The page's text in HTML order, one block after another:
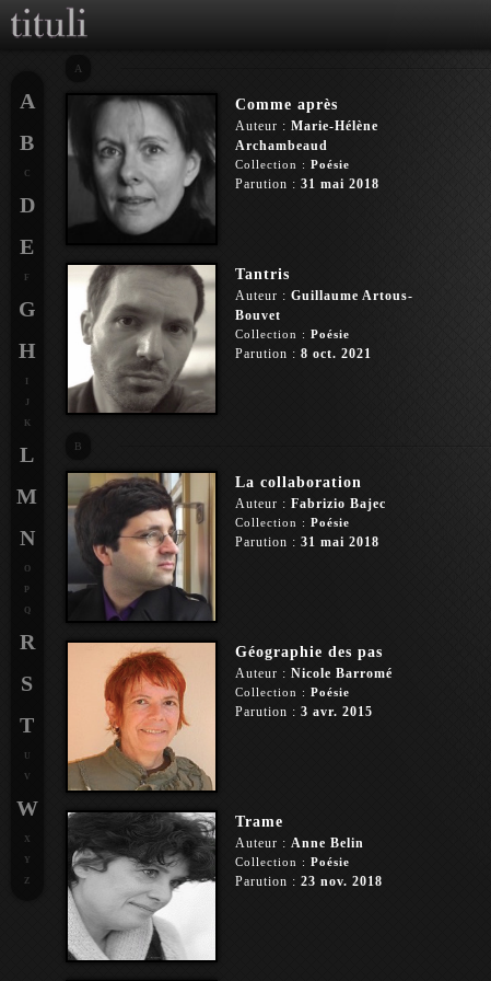
A
Comme après
Auteur : Marie-Hélène
Archambeaud
Collection : Poésie
Parution : 31 mai 2018
Tantris
Auteur : Guillaume Artous-
Bouvet
Collection : Poésie
Parution : 8 oct. 2021
B
La collaboration
Auteur : Fabrizio Bajec
Collection : Poésie
Parution : 31 mai 2018
Géographie des pas
Auteur : Nicole Barromé
Collection : Poésie
Parution : 3 avr. 2015
Trame
Auteur : Anne Belin
Collection : Poésie
Parution : 23 nov. 2018
A
B
C
D
E
F
G
H
J
K
L
M
N
O
P
Q
R
S
T
U
V
W
X
Y
Z